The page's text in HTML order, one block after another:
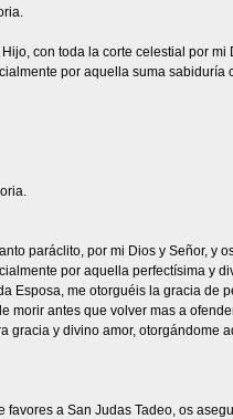
con toda la corte celestial por
por aquella suma
paráclito, por mi Dios y Señor, y
por aquella perfectísima y
Esposa, me otorguéis la gracia de
morir antes que volver mas a
gracia y divino amor, otorgándome
favores a San Judas Tadeo, os